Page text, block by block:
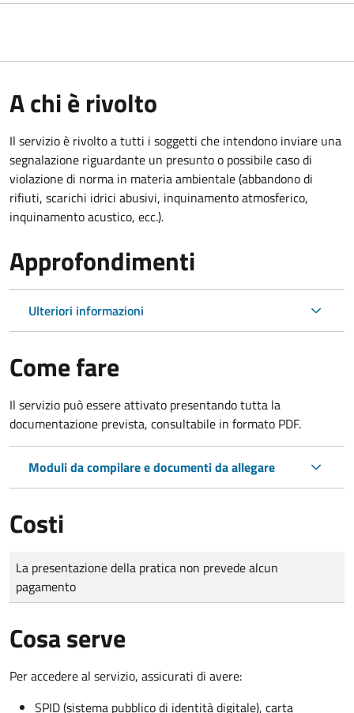
A chi è rivolto
Il servizio è rivolto a tutti i soggetti che intendono inviare una
segnalazione riguardante un presunto o possibile caso di
violazione di norma in materia ambientale (abbandono di
rifiuti, scarichi idrici abusivi, inquinamento atmosferico,
inquinamento acustico, ecc.).
Approfondimenti
Ulteriori informazioni
Come fare
Il servizio può essere attivato presentando tutta la
documentazione prevista, consultabile in formato PDF.
Moduli da compilare e documenti da allegare
Costi
Tipo di pagamento
Importo
La presentazione della pratica non prevede alcun
pagamento
Cosa serve
Per accedere al servizio, assicurati di avere:
SPID (sistema pubblico di identità digitale), carta